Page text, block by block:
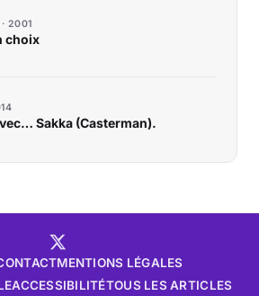
2001
choix
Sakka (Casterman).
MENTIONS LÉGALES
ACCESSIBILITÉTOUS LES ARTICLES